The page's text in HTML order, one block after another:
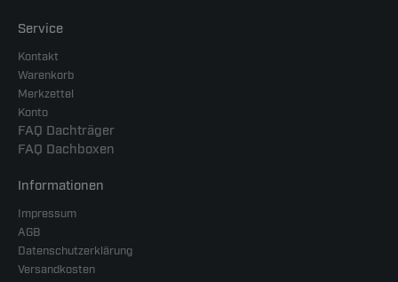
Service
Kontakt
Warenkorb
Merkzettel
Konto
FAQ Dachträger
FAQ Dachboxen
Informationen
Impressum
AGB
Datenschutzerklärung
Versandkosten